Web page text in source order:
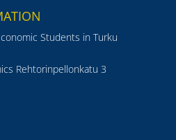
Students in Turku
Rehtorinpellonkatu 3